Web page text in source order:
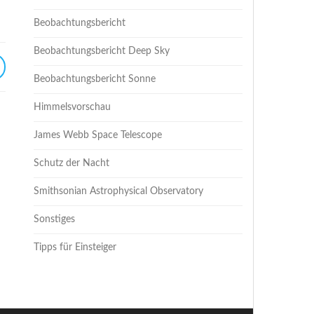
Beobachtungsbericht
Beobachtungsbericht Deep Sky
Beobachtungsbericht Sonne
Himmelsvorschau
James Webb Space Telescope
Schutz der Nacht
Smithsonian Astrophysical Observatory
Sonstiges
Tipps für Einsteiger